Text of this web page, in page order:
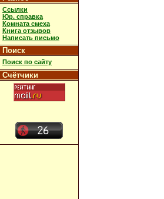
Ссылки
Юр. справка
Комната смеха
Книга отзывов
Написать письмо
Поиск
Поиск по сайту
Счётчики